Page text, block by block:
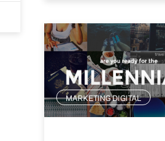
MARKETING DIGITAL